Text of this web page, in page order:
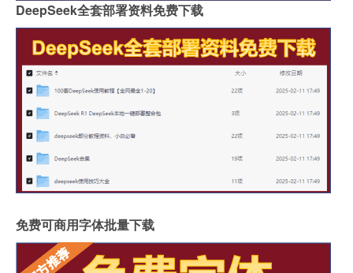
DeepSeek全套部署资料免费下载
免费可商用字体批量下载